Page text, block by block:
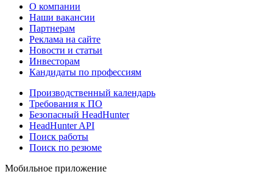
О компании
Наши вакансии
Партнерам
Реклама на сайте
Новости и статьи
Инвесторам
Кандидаты по профессиям
Производственный календарь
Требования к ПО
Безопасный HeadHunter
HeadHunter API
Поиск работы
Поиск по резюме
Мобильное приложение